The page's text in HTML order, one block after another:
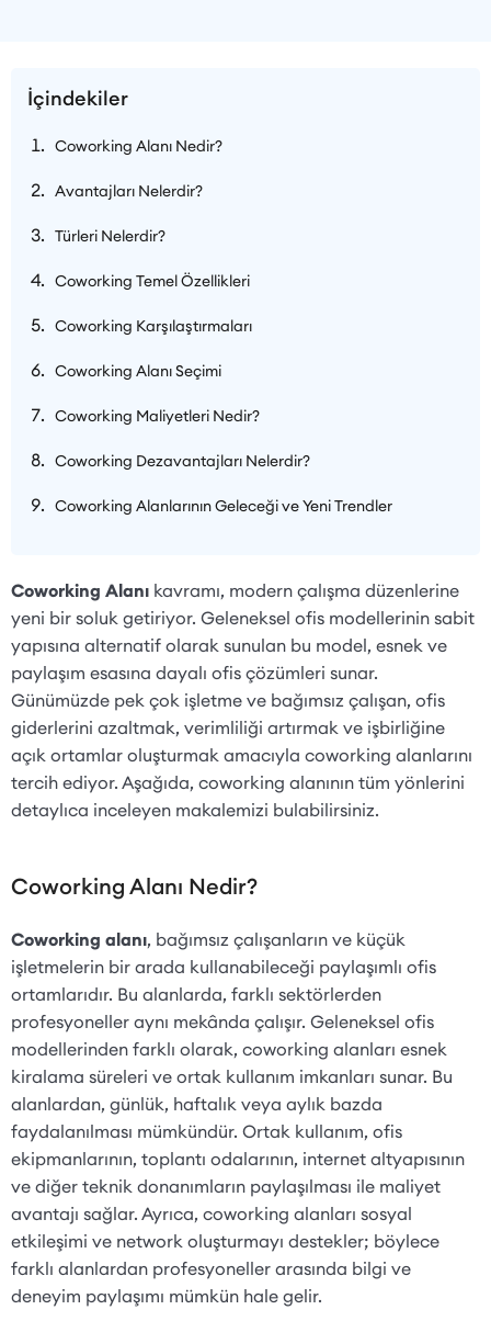
İçindekiler
Coworking Alanı Nedir?
Avantajları Nelerdir?
Türleri Nelerdir?
Coworking Temel Özellikleri
Coworking Karşılaştırmaları
Coworking Alanı Seçimi
Coworking Maliyetleri Nedir?
Coworking Dezavantajları Nelerdir?
Coworking Alanlarının Geleceği ve Yeni Trendler
Coworking Alanı kavramı, modern çalışma düzenlerine
yeni bir soluk getiriyor. Geleneksel ofis modellerinin sabit
yapısına alternatif olarak sunulan bu model, esnek ve
paylaşım esasına dayalı ofis çözümleri sunar.
Günümüzde pek çok işletme ve bağımsız çalışan, ofis
giderlerini azaltmak, verimliliği artırmak ve işbirliğine
açık ortamlar oluşturmak amacıyla coworking alanlarını
tercih ediyor. Aşağıda, coworking alanının tüm yönlerini
detaylıca inceleyen makalemizi bulabilirsiniz.
Coworking Alanı Nedir?
Coworking alanı, bağımsız çalışanların ve küçük
işletmelerin bir arada kullanabileceği paylaşımlı ofis
ortamlarıdır. Bu alanlarda, farklı sektörlerden
profesyoneller aynı mekânda çalışır. Geleneksel ofis
modellerinden farklı olarak, coworking alanları esnek
kiralama süreleri ve ortak kullanım imkanları sunar. Bu
alanlardan, günlük, haftalık veya aylık bazda
faydalanılması mümkündür. Ortak kullanım, ofis
ekipmanlarının, toplantı odalarının, internet altyapısının
ve diğer teknik donanımların paylaşılması ile maliyet
avantajı sağlar. Ayrıca, coworking alanları sosyal
etkileşimi ve network oluşturmayı destekler; böylece
farklı alanlardan profesyoneller arasında bilgi ve
deneyim paylaşımı mümkün hale gelir.